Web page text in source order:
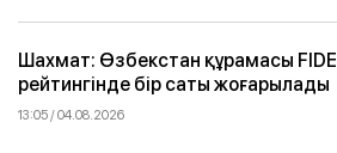
Шахмат: Өзбекстан құрамасы FIDE
рейтингінде бір саты жоғарылады
13:05 / 04.08.2026